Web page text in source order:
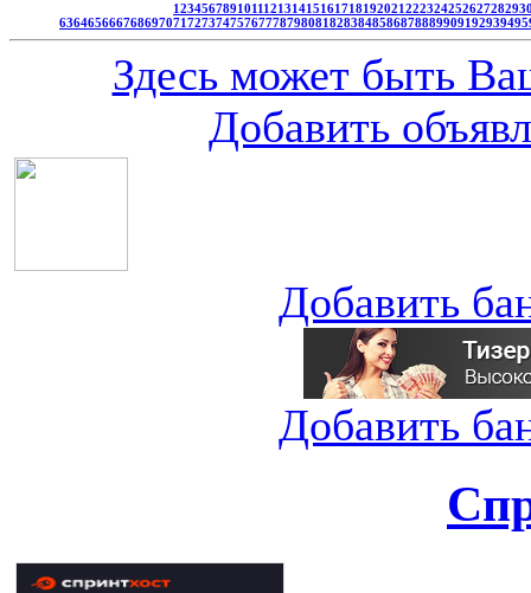
1234567891011121314151617181920212223242526272829
636465666768697071727374757677787980818283848586878889909192939495
Здесь может быть
Добавить
Добавить
Добавить